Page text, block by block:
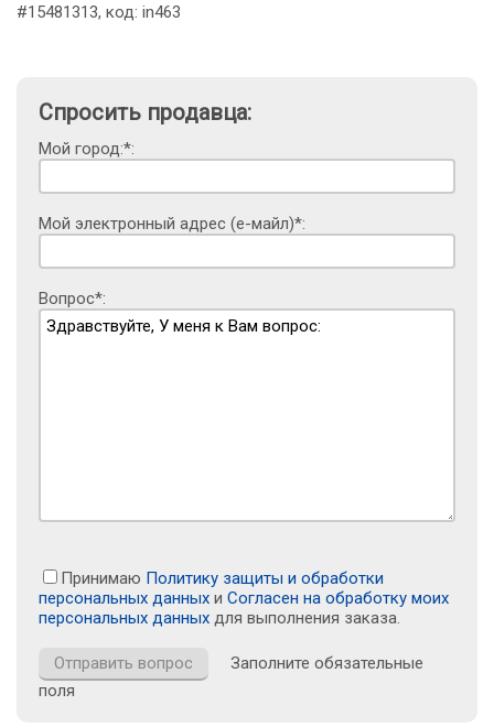
#15481313, код: in463
Спросить продавца:
Мой город:*:
Мой электронный адрес (е-майл)*:
Вопрос*:
Принимаю Политику защиты и обработки
персональных данных и Согласен на обработку моих
персональных данных для выполнения заказа.
Заполните обязательные
поля